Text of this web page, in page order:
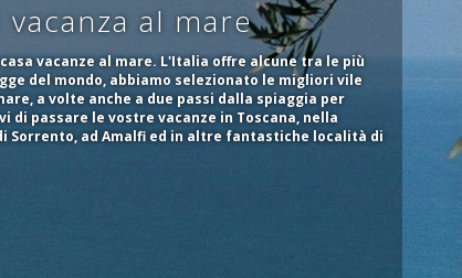
vacanza al mare
vacanze al mare. L'Italia offre alcune tra le più
del mondo, abbiamo selezionato le migliori vile
a volte anche a due passi dalla spiaggia per
di passare le vostre vacanze in Toscana, nella
Sorrento, ad Amalfi ed in altre fantastiche località di